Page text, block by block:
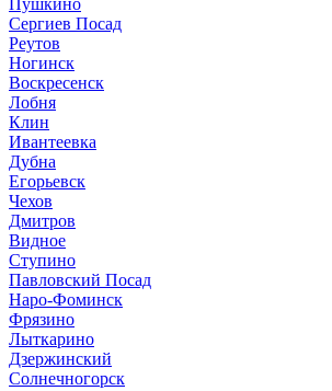
Сергиев Посад
Реутов
Ногинск
Воскресенск
Лобня
Клин
Ивантеевка
Дубна
Егорьевск
Чехов
Дмитров
Видное
Ступино
Павловский Посад
Наро-Фоминск
Фрязино
Лыткарино
Дзержинский
Солнечногорск